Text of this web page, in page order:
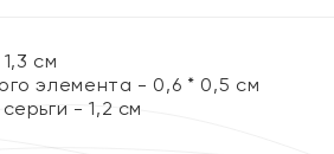
см
элемента - 0,6 * 0,5 см
- 1,2 см